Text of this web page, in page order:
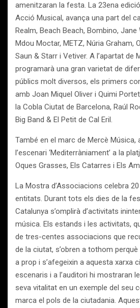
amenitzaran la festa. La 23ena
Acció Musical, avança una part del
Realm, Beach Beach, Bombino, Jane
Mdou Moctar, METZ, Núria Graham,
Saun & Starr i Vetiver. A l’apartat de
programarà una gran varietat de
públics molt diversos, els primers
amb Joan Miquel Oliver i Quimi
la Cobla Ciutat de Barcelona, Raúl
Big Band & El Petit de Cal Eril.
També en el marc de Mercè Música,
l’escenari ‘Mediterràniament’ a la
Oques Grasses, Els Catarres i Els
La Mostra d’Associacions celebra
entitats. Durant tots els dies de la
Catalunya s’omplirà d’activitats
música. Els estands i les activitats,
de tres-centes associacions que
de la ciutat, s’obren a tothom
a prop i s’afegeixin a aquesta xarxa
escenaris i a l’auditori hi mostraran
seva vitalitat en un exemple del seu
marca el pols de la ciutadania.